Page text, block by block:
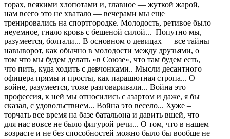
горах, всякими хлопотами и, главное — жуткой жарой,
нам всего это не хватало — вечерами мы еще
тренировались на спортгородке. Молодость, ретивое было
неуемное, гнало кровь с бешеной силой... Попутно мы,
разумеется, болтали... В основном о девицах — все тайны
навыворот, как обычно в молодости между друзьями, о
том что мы будем делать «в Союзе», что там будем есть,
что пить, куда ходить с девчонками.. Мысли десантного
офицера прямы и просты, как парашютная стропа... О
войне, разумеется, тоже разговаривали... Война это
профессия, к ней мы относились с азартом и даже, я бы
сказал, с удовольствием... Война это весело... Хуже –
торчать все время на базе батальона и давить вшей, что
для нас вовсе не было фигурой речи... О том, что в нашем
возрасте и не без способностей можно было бы вообще не